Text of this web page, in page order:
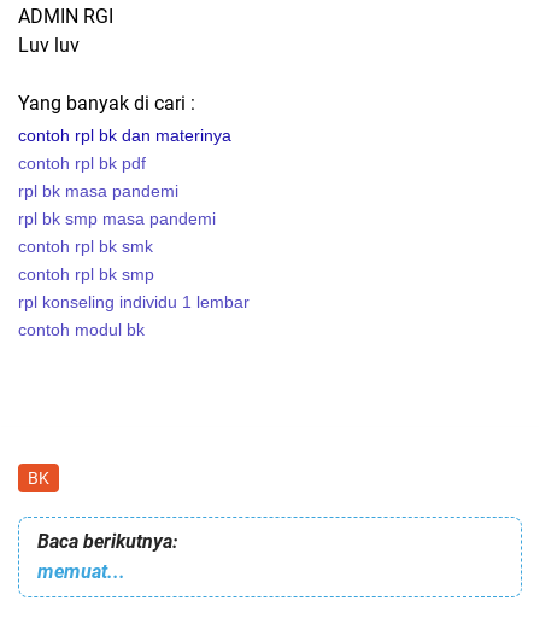
ADMIN RGI
Luv luv
Yang banyak di cari :
contoh rpl bk dan materinya
contoh rpl bk pdf
rpl bk masa pandemi
rpl bk smp masa pandemi
contoh rpl bk smk
contoh rpl bk smp
rpl konseling individu 1 lembar
contoh modul bk
BK
Baca berikutnya:
memuat...